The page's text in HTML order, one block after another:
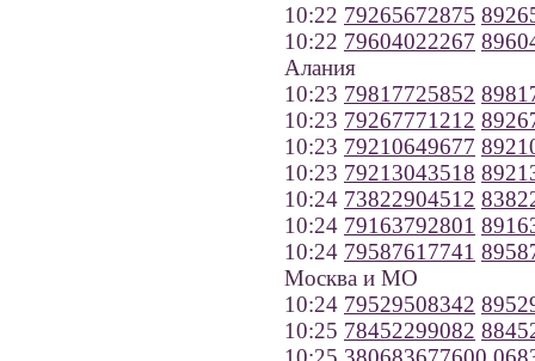
10:22 79265672875
10:22 79604022267
Алания
10:23 79817725852
10:23 79267771212
10:23 79210649677
10:23 79213043518
10:24 73822904512
10:24 79163792801
10:24 79587617741
Москва и МО
10:24 79529508342
10:25 78452299082